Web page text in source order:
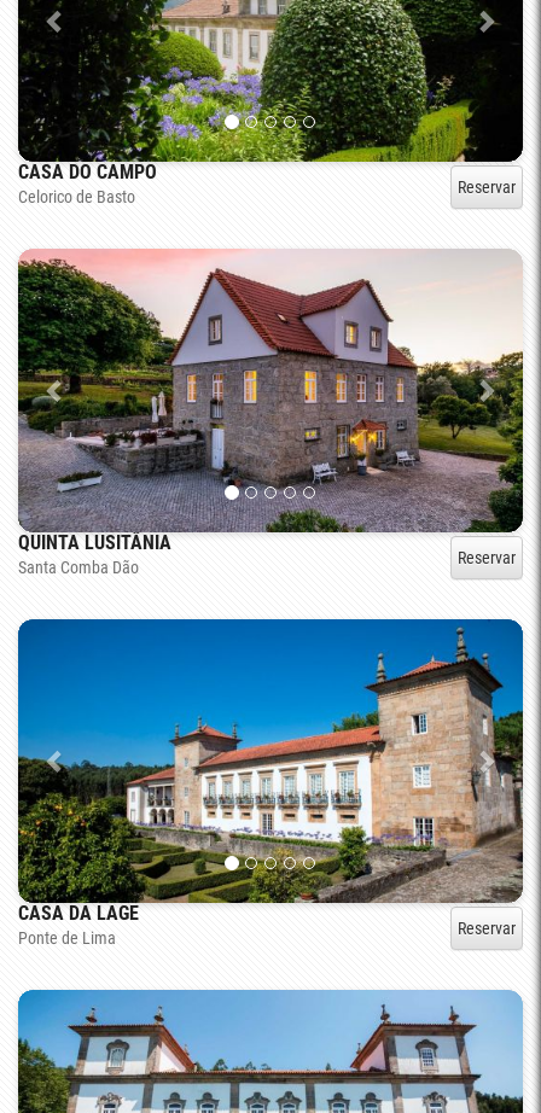
CASA DO CAMPO
Celorico de Basto Reservar
QUINTA LUSITÂNIA
Santa Comba Dão Reservar
CASA DA LAGE
Ponte de Lima Reservar